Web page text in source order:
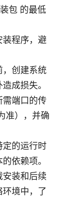
包 的最低
装程序，避
，创建系统
成损失。
需端口的传
准），并确
定的运行时
依赖项。
安装和后续
境中，了